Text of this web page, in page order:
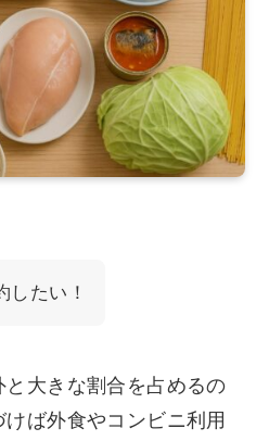
したい！
大きな割合を占めるの
ば外食やコンビニ利用